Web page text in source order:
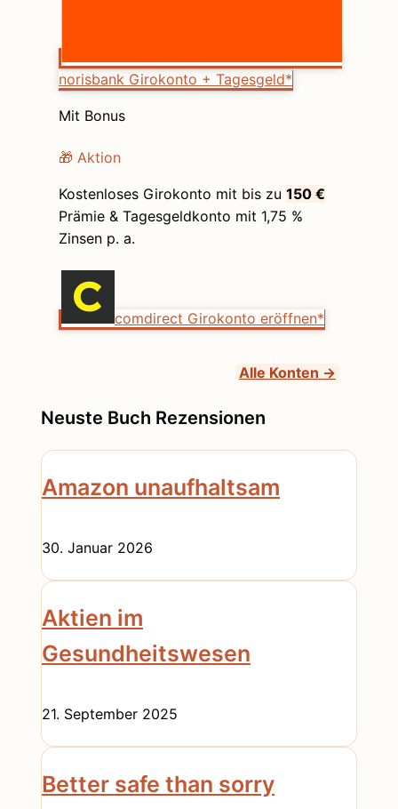
norisbank Girokonto + Tagesgeld*
Mit Bonus
🎁 Aktion
Kostenloses Girokonto mit bis zu 150 €
Prämie & Tagesgeldkonto mit 1,75 %
Zinsen p. a.
comdirect Girokonto eröffnen*
Alle Konten →
Neuste Buch Rezensionen
Amazon unaufhaltsam
30. Januar 2026
Aktien im
Gesundheitswesen
21. September 2025
Better safe than sorry